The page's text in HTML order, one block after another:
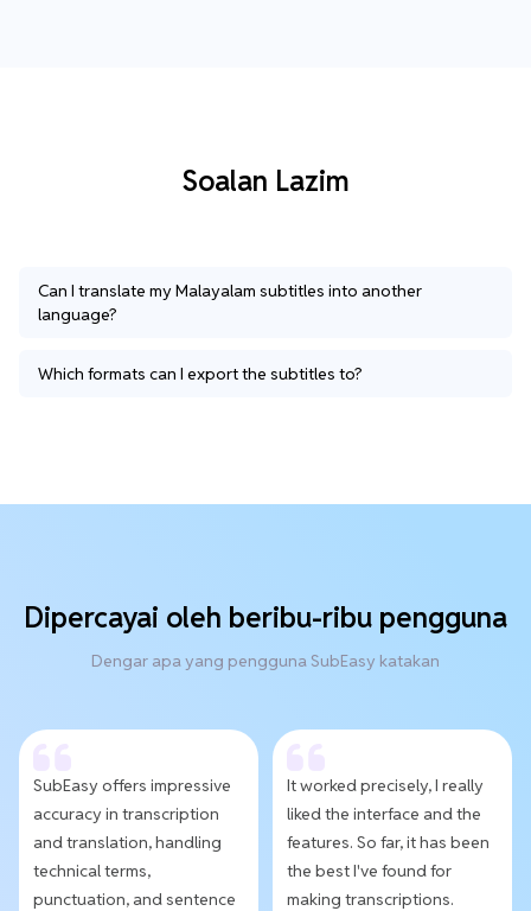
Soalan Lazim
Can I translate my Malayalam subtitles into another
language?
Which formats can I export the subtitles to?
Dipercayai oleh beribu-ribu pengguna
Dengar apa yang pengguna SubEasy katakan
SubEasy offers impressive
accuracy in transcription
and translation, handling
technical terms,
punctuation, and sentence
It worked precisely, I really
liked the interface and the
features. So far, it has been
the best I've found for
making transcriptions.